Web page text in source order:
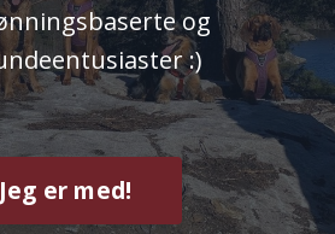
og
:)
Jeg er med!